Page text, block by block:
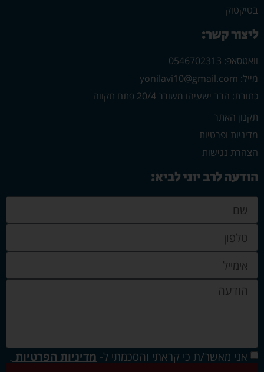
בטיקטוק
ליצור קשר:
וואטסאפ: 0546702313
מייל: yonilavi10@gmail.com
כתובת: הרב ישעיהו משורר 20/4 פתח תקווה
תקנון האתר
מדיניות ופרטיות
הצהרת נגישות
הודעה לרב יוני לביא:
אני מאשר/ת כי קראתי והסכמתי ל- מדיניות הפרטיות .